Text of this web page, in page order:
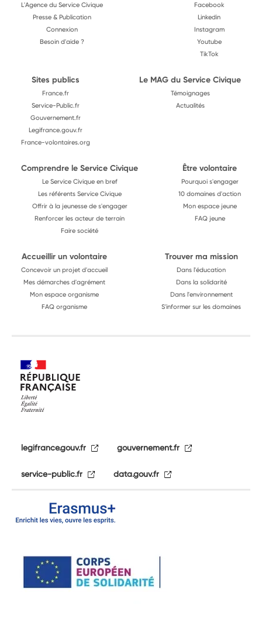
L'Agence du Service Civique
Presse & Publication
Connexion
Besoin d'aide ?
Facebook
Linkedin
Instagram
Youtube
TikTok
Sites publics
France.fr
Service-Public.fr
Gouvernement.fr
Legifrance.gouv.fr
France-volontaires.org
Le MAG du Service Civique
Témoignages
Actualités
Comprendre le Service Civique
Le Service Civique en bref
Les référents Service Civique
Offrir à la jeunesse de s'engager
Renforcer les acteur de terrain
Faire société
Être volontaire
Pourquoi s'engager
10 domaines d'action
Mon espace jeune
FAQ jeune
Accueillir un volontaire
Concevoir un projet d'accueil
Mes démarches d'agrément
Mon espace organisme
FAQ organisme
Trouver ma mission
Dans l'éducation
Dans la solidarité
Dans l'environnement
S'informer sur les domaines
legifrance.gouv.fr gouvernement.fr
service-public.fr data.gouv.fr